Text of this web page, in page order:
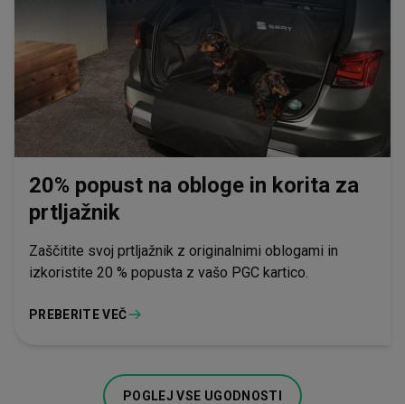
20% popust na obloge in korita za
prtljažnik
Zaščitite svoj prtljažnik z originalnimi oblogami in
izkoristite 20 % popusta z vašo PGC kartico.
PREBERITE VEČ
POGLEJ VSE UGODNOSTI